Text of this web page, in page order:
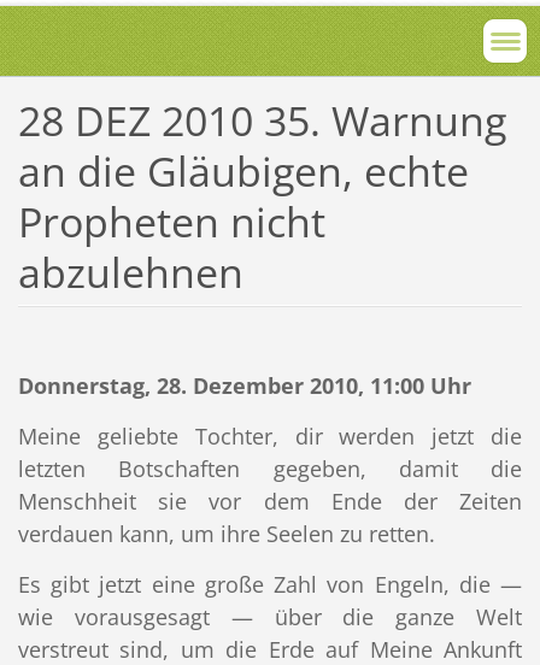
28 DEZ 2010 35. Warnung
an die Gläubigen, echte
Propheten nicht
abzulehnen
Donnerstag, 28. Dezember 2010, 11:00 Uhr
Meine geliebte Tochter, dir werden jetzt die
letzten Botschaften gegeben, damit die
Menschheit sie vor dem Ende der Zeiten
verdauen kann, um ihre Seelen zu retten.
Es gibt jetzt eine große Zahl von Engeln, die —
wie vorausgesagt — über die ganze Welt
verstreut sind, um die Erde auf Meine Ankunft